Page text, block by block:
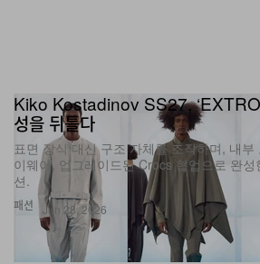
패션
Kiko Kostadinov SS27,
성을 뒤틀다
표면 장식 대신 구조 자체를 조작하며, 내
이웨어, 업그레이드된 Crocs 협업으로 완
션.
Jun 28, 2026